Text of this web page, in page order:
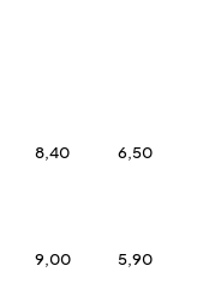
8,40 6,50
9,00 5,90